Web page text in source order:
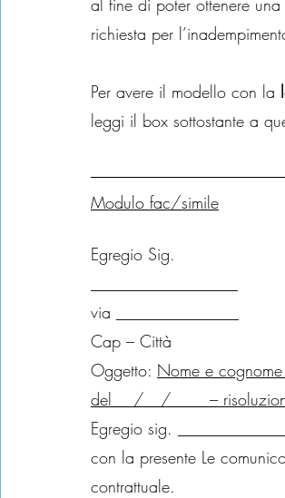
al fine di poter ottenere
richiesta per
Per avere il modello con la
leggi il box sottostante a
Modulo fac/simile
Egregio Sig.
via _______________
Cap – Città
Oggetto: Nome e
del __/__/____ –
Egregio sig.
con la presente Le
contrattuale.